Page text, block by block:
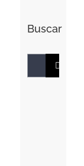
Buscar
Buscar: